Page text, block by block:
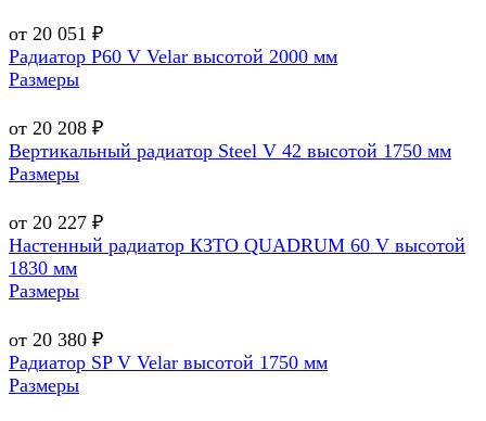
от 20 051 ₽
Радиатор P60 V Velar высотой 2000 мм
Размеры
от 20 208 ₽
Вертикальный радиатор Steel V 42 высотой 1750 мм
Размеры
от 20 227 ₽
Настенный радиатор КЗТО QUADRUM 60 V высотой
1830 мм
Размеры
от 20 380 ₽
Радиатор SP V Velar высотой 1750 мм
Размеры